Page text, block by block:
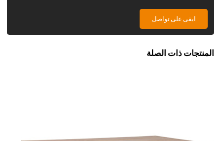
ابقى على تواصل
المنتجات ذات الصلة